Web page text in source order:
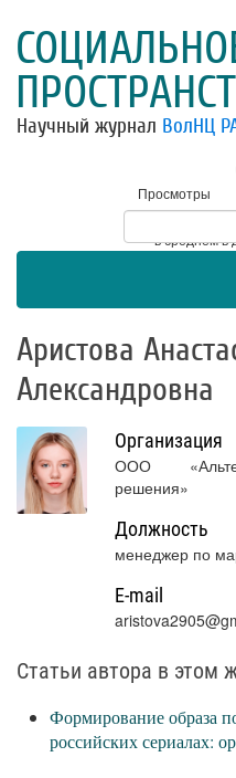
Научный журнал ВолНЦ
Просмотры
Посетители
* - в среднем в
Аристова
Александровна
Организация
ООО
решения»
Должность
менеджер по
E-mail
Статьи автора в этом
Формирование образа
российских сериалах: